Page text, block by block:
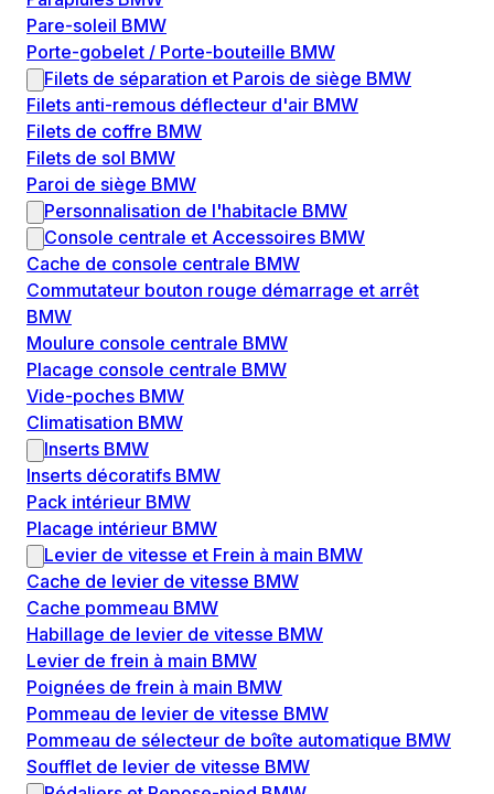
Pare-soleil BMW
Porte-gobelet / Porte-bouteille BMW
Filets de séparation et Parois de siège BMW
Filets anti-remous déflecteur d'air BMW
Filets de coffre BMW
Filets de sol BMW
Paroi de siège BMW
Personnalisation de l'habitacle BMW
Console centrale et Accessoires BMW
Cache de console centrale BMW
Commutateur bouton rouge démarrage et arrêt
BMW
Moulure console centrale BMW
Placage console centrale BMW
Vide-poches BMW
Climatisation BMW
Inserts BMW
Inserts décoratifs BMW
Pack intérieur BMW
Placage intérieur BMW
Levier de vitesse et Frein à main BMW
Cache de levier de vitesse BMW
Cache pommeau BMW
Habillage de levier de vitesse BMW
Levier de frein à main BMW
Poignées de frein à main BMW
Pommeau de levier de vitesse BMW
Pommeau de sélecteur de boîte automatique BMW
Soufflet de levier de vitesse BMW